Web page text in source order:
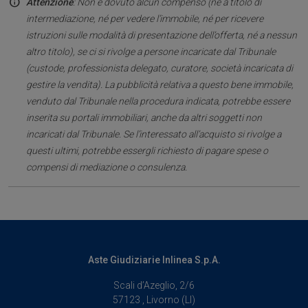
intermediazione, né per vedere l’immobile, né per ricevere
istruzioni sulle modalità di presentazione dell’offerta, né a nessun
altro titolo), se ci si rivolge a persone incaricate dal Tribunale
(custode, professionista delegato, curatore, società incaricata di
gestire la vendita). La pubblicità relativa a questo bene immobile,
venduto dal Tribunale nella procedura indicata, potrebbe essere
inserita su portali immobiliari, anche da altri soggetti non
incaricati dal Tribunale. Se l’interessato all’acquisto si rivolge a
questi ultimi, potrebbe essergli richiesto di pagare spese o
compensi di mediazione o consulenza.
Aste Giudiziarie Inlinea S.p.A.
Scali d’Azeglio, 2/6
57123 , Livorno (LI)